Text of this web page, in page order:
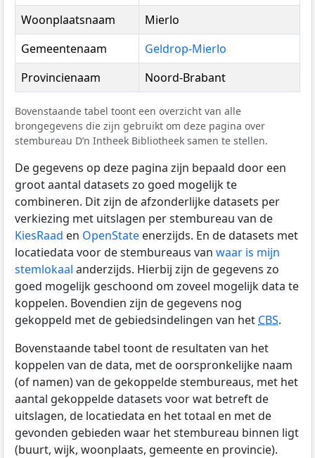
Woonplaatsnaam
Mierlo
Gemeentenaam
Geldrop-Mierlo
Provincienaam
Noord-Brabant
Bovenstaande tabel toont een overzicht van alle
brongegevens die zijn gebruikt om deze pagina over
stembureau D’n Intheek Bibliotheek samen te stellen.
De gegevens op deze pagina zijn bepaald door een
groot aantal datasets zo goed mogelijk te
combineren. Dit zijn de afzonderlijke datasets per
verkiezing met uitslagen per stembureau van de
KiesRaad en OpenState enerzijds. En de datasets met
locatiedata voor de stembureaus van waar is mijn
stemlokaal anderzijds. Hierbij zijn de gegevens zo
goed mogelijk geschoond om zoveel mogelijk data te
koppelen. Bovendien zijn de gegevens nog
gekoppeld met de gebiedsindelingen van het CBS.
Bovenstaande tabel toont de resultaten van het
koppelen van de data, met de oorspronkelijke naam
(of namen) van de gekoppelde stembureaus, met het
aantal gekoppelde datasets voor wat betreft de
uitslagen, de locatiedata en het totaal en met de
gevonden gebieden waar het stembureau binnen ligt
(buurt, wijk, woonplaats, gemeente en provincie).